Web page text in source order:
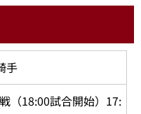
手
（18:00試合開始）17: